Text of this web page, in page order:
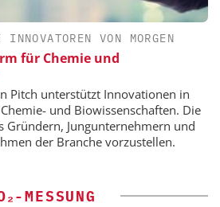
VON MORGEN
für Chemie und
Pitch unterstützt Innovationen in
und Biowissenschaften. Die
Gründern, Jungunternehmern und
der Branche vorzustellen.
MESSUNG